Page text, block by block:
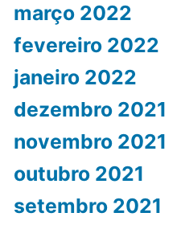
março 2022
fevereiro 2022
janeiro 2022
dezembro 2021
novembro 2021
outubro 2021
setembro 2021